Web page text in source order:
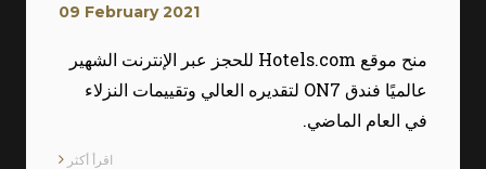
09 February 2021
منح موقع Hotels.com للحجز عبر الإنترنت الشهير
عالميًا فندق ON7 لتقديره العالي وتقييمات النزلاء
في العام الماضي.
اقرأ أكثر